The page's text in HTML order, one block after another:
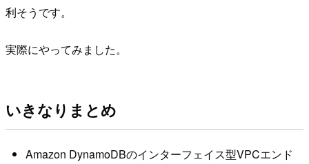
利そうです。
実際にやってみました。
いきなりまとめ
Amazon DynamoDBのインターフェイス型VPCエンド